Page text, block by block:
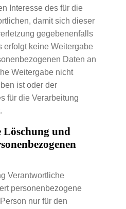
Interesse des für die
damit sich dieser
gegebenenfalls
erfolgt keine Weitergabe
Daten an
Weitergabe nicht
ist oder der
für die Verarbeitung
Löschung und
Verantwortliche
personenbezogene
nur für den